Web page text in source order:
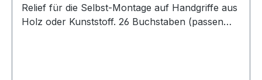
Relief für die Selbst-Montage auf Handgriffe aus
Holz oder Kunststoff. 26 Buchstaben (passen